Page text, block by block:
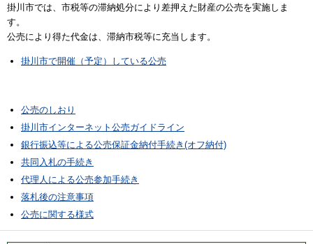
掛川市では、市税等の滞納処分により差押えた財産の公売を実施しま
す。
公売により得た代金は、滞納市税等に充当します。
掛川市で開催（予定）している公売
公売のしおり
掛川市インターネット公売ガイドライン
銀行振込等による公売保証金納付手続き(オフ納付)
共同入札の手続き
代理人による公売参加手続き
落札後の注意事項
公売に関する様式